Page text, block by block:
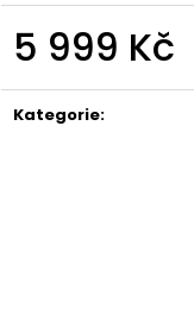
5 999 Kč
cena:
Kategorie: